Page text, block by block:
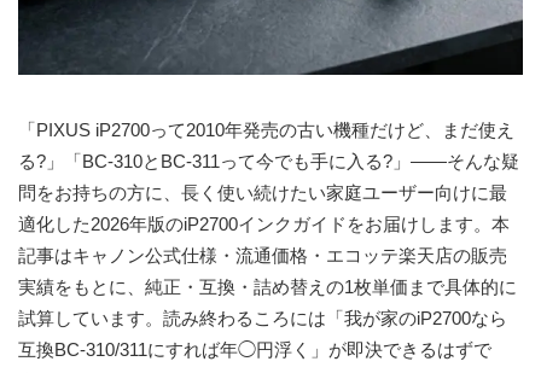
「PIXUS iP2700って2010年発売の古い機種だけど、まだ使え
る?」「BC-310とBC-311って今でも手に入る?」――そんな疑
問をお持ちの方に、 長く使い続けたい家庭ユーザー向けに最
適化した2026年版のiP2700インクガイド をお届けします。本
記事はキャノン公式仕様・流通価格・エコッテ楽天店の販売
実績をもとに、純正・互換・詰め替えの1枚単価まで具体的に
試算しています。読み終わるころには「我が家のiP2700なら
互換BC-310/311にすれば年◯円浮く」が即決できるはずで